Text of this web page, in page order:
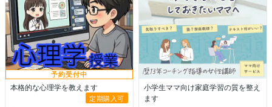
予約受付中
本格的な心理学を教えます
定期購入可
小学生ママ向け家庭学習の質を整え
ます